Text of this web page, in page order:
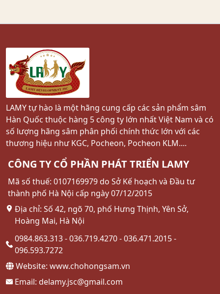
LAMY tự hào là một hãng cung cấp các sản phẩm sâm
Hàn Quốc thuộc hàng 5 công ty lớn nhất Việt Nam và có
số lượng hãng sâm phân phối chính thức lớn với các
thương hiệu như KGC, Pocheon, Pocheon KLM....
CÔNG TY CỔ PHẦN PHÁT TRIỂN LAMY
Mã số thuế: 0107169979 do Sở Kế hoạch và Đầu tư
thành phố Hà Nội cấp ngày 07/12/2015
Địa chỉ: Số 42, ngõ 70, phố Hưng Thịnh, Yên Sở,
Hoàng Mai, Hà Nội
0984.863.313 - 036.719.4270 - 036.471.2015 -
096.593.7272
Website: www.chohongsam.vn
Email: delamy.jsc@gmail.com